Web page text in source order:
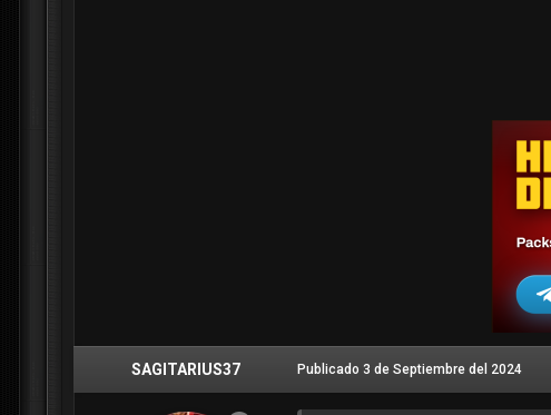
SAGITARIUS37 Publicado 3 de Septiembre del 2024